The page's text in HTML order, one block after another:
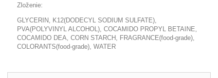
Zloženie:
GLYCERIN, K12(DODECYL SODIUM SULFATE),
PVA(POLYVINYL ALCOHOL), COCAMIDO PROPYL BETAINE,
COCAMIDO DEA, CORN STARCH , FRAGRANCE(food-grade),
COLORANTS(food-grade), WATER